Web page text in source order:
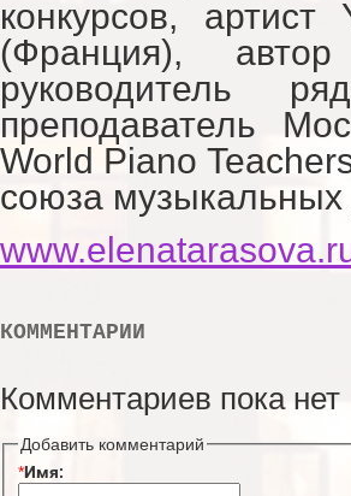
конкурсов,
(Франция),
руководитель
преподаватель
World Piano
союза музыкальных
КОММЕНТАРИИ
Комментариев пока нет
Добавить комментарий
*Имя: